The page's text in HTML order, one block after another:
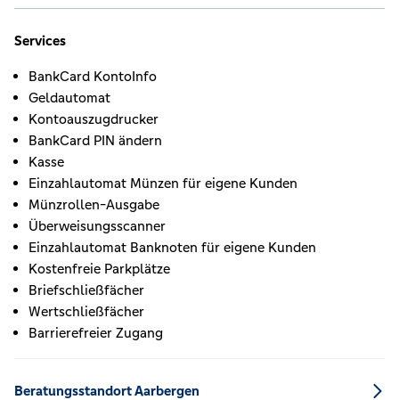
Services
BankCard KontoInfo
Geldautomat
Kontoauszugdrucker
BankCard PIN ändern
Kasse
Einzahlautomat Münzen für eigene Kunden
Münzrollen-Ausgabe
Überweisungsscanner
Einzahlautomat Banknoten für eigene Kunden
Kostenfreie Parkplätze
Briefschließfächer
Wertschließfächer
Barrierefreier Zugang
Beratungsstandort Aarbergen